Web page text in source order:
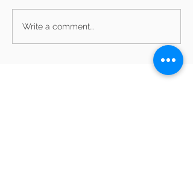
Write a comment...